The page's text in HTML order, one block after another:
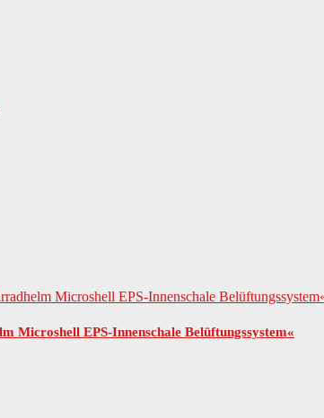
Microshell EPS-Innenschale Belüftungssystem«